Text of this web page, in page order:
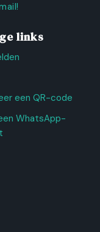
links
een QR-code
WhatsApp-